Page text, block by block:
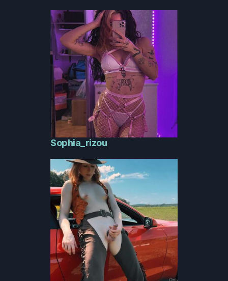
Sophia_rizou